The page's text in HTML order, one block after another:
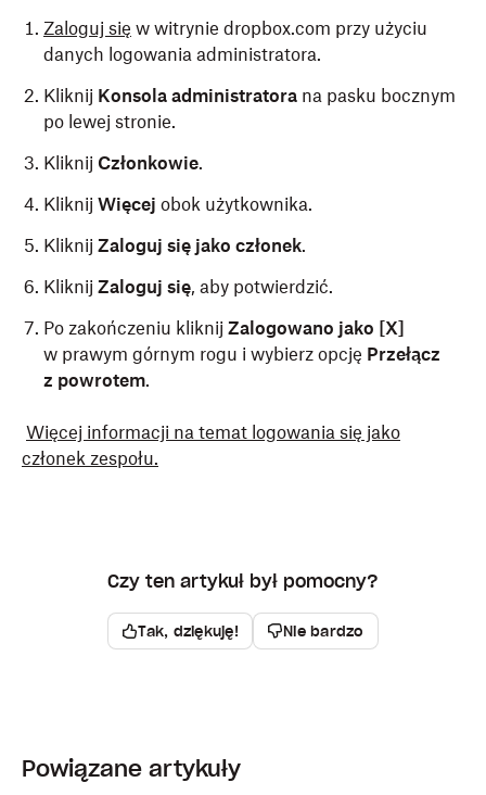
Zaloguj się w witrynie dropbox.com przy użyciu
danych logowania administratora.
Kliknij Konsola administratora na pasku bocznym
po lewej stronie.
Kliknij Członkowie.
Kliknij Więcej obok użytkownika.
Kliknij Zaloguj się jako członek.
Kliknij Zaloguj się, aby potwierdzić.
Po zakończeniu kliknij Zalogowano jako [X]
w prawym górnym rogu i wybierz opcję Przełącz
z powrotem.
Więcej informacji na temat logowania się jako
członek zespołu.
Czy ten artykuł był pomocny?
Tak, dziękuję! Nie bardzo
Powiązane artykuły